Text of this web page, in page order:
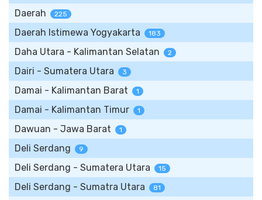
Daerah 225
Daerah Istimewa Yogyakarta 183
Daha Utara - Kalimantan Selatan 2
Dairi - Sumatera Utara 3
Damai - Kalimantan Barat 1
Damai - Kalimantan Timur 1
Dawuan - Jawa Barat 1
Deli Serdang 9
Deli Serdang - Sumatera Utara 15
Deli Serdang - Sumatra Utara 81